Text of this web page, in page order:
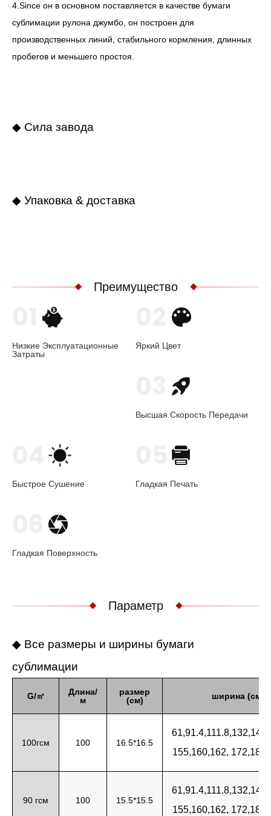
4.Since он в основном поставляется в качестве бумаги
сублимации рулона джумбо, он построен для
производственных линий, стабильного кормления, длинных
пробегов и меньшего простоя.
◆ Сила завода
◆ Упаковка & доставка
Преимущество
Низкие Эксплуатационные
Затраты
Яркий Цвет
Высшая Скорость Передачи
Быстрое Сушение Гладкая Печать
Гладкая Поверхность
Параметр
◆ Все размеры и ширины бумаги
сублимации
G/㎡
Длина/
м
размер
(см)
ширина (см)
100гсм 100 16.5*16.5
155,160,162,
90 гсм 100 15.5*15.5
155,160,162,